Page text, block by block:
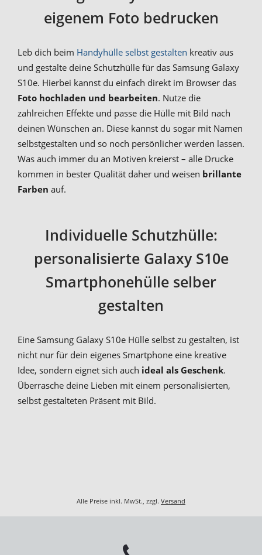
eigenem Foto bedrucken
Leb dich beim Handyhülle selbst gestalten kreativ aus
und gestalte deine Schutzhülle für das Samsung Galaxy
S10e. Hierbei kannst du einfach direkt im Browser das
Foto hochladen und bearbeiten. Nutze die
zahlreichen Effekte und passe die Hülle mit Bild nach
deinen Wünschen an. Diese kannst du sogar mit Namen
selbstgestalten und so noch persönlicher werden lassen.
Was auch immer du an Motiven kreierst – alle Drucke
kommen in bester Qualität daher und weisen brillante
Farben auf.
Individuelle Schutzhülle:
personalisierte Galaxy S10e
Smartphonehülle selber
gestalten
Eine Samsung Galaxy S10e Hülle selbst zu gestalten, ist
nicht nur für dein eigenes Smartphone eine kreative
Idee, sondern eignet sich auch ideal als Geschenk.
Überrasche deine Lieben mit einem personalisierten,
selbst gestalteten Präsent mit Bild.
Alle Preise inkl. MwSt., zzgl. Versand